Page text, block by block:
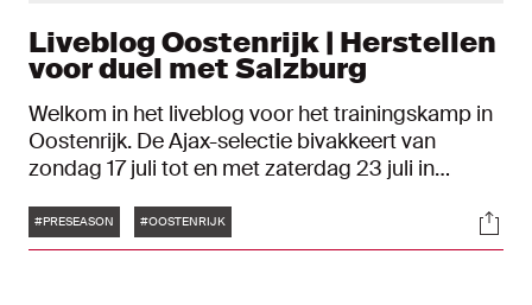
Liveblog Oostenrijk | Herstellen
voor duel met Salzburg
Welkom in het liveblog voor het trainingskamp in
Oostenrijk. De Ajax-selectie bivakkeert van
zondag 17 juli tot en met zaterdag 23 juli in
nieuwe seizoen. In het Alpenland speelt Ajax ook
nog twee oefenduels. In dit liveblog houden we je
Tags
#PRESEASON #OOSTENRIJK